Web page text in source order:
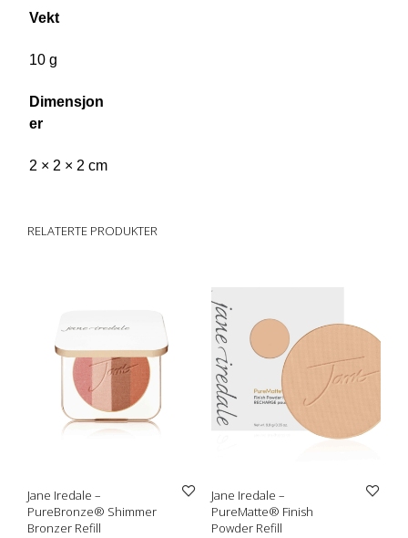
Vekt
10 g
Dimensjon
er
2 × 2 × 2 cm
RELATERTE PRODUKTER
Jane Iredale –
PureBronze® Shimmer
Bronzer Refill
Jane Iredale –
PureMatte® Finish
Powder Refill